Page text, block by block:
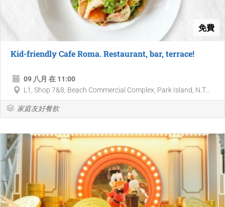
免費
Kid-friendly Cafe Roma. Restaurant, bar, terrace!
09 八月 在 11:00
L1, Shop 7&8, Beach Commercial Complex, Park Island, N.T...
家庭友好餐飲